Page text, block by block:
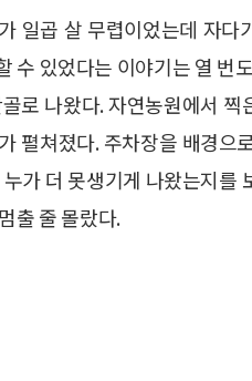
일곱 살 무렵이었는데 자
수 있었다는 이야기는 열 번
로 나왔다. 자연농원에서
펼쳐졌다. 주차장을 배경으
가 더 못생기게 나왔는지를
출 줄 몰랐다.